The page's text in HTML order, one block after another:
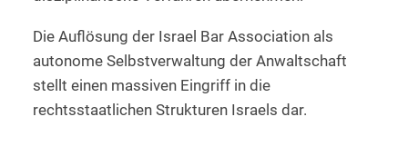
Die Auflösung der Israel Bar Association als
autonome Selbstverwaltung der Anwaltschaft
stellt einen massiven Eingriff in die
rechtsstaatlichen Strukturen Israels dar.